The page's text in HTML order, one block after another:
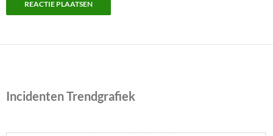
Incidenten Trendgrafiek